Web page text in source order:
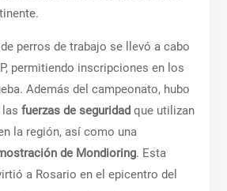
perros de trabajo se llevó a cabo
permitiendo inscripciones en los
Además del campeonato, hubo
lasfuerzas de seguridad que utilizan
la región, así como una
de Mondioring. Esta
a Rosario en el epicentro del